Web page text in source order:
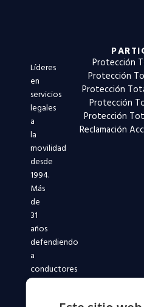
Líderes
en
servicios
legales
a
la
movilidad
desde
1994.
Más
de
31
años
defendiendo
a
conductores
y
Protección
Protección
Protección
Protección
Protección
Reclamación